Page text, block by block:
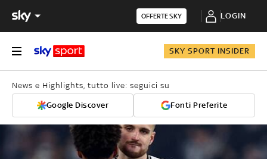
OFFERTE SKY LOGIN
SKY SPORT INSIDER
News e Highlights, tutto live: seguici su
Google Discover Fonti Preferite